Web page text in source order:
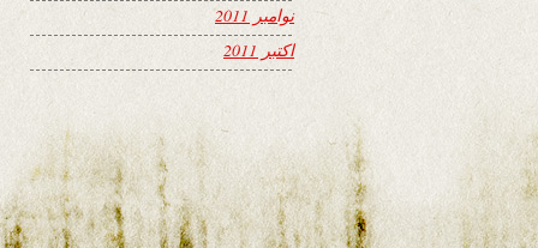
نوامبر 2011
اکتبر 2011